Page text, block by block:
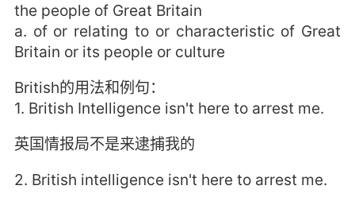
the people of Great Britain
a. of or relating to or characteristic of Great
Britain or its people or culture
British的用法和例句：
1. British Intelligence isn't here to arrest me.
英国情报局不是来逮捕我的
2. British intelligence isn't here to arrest me.